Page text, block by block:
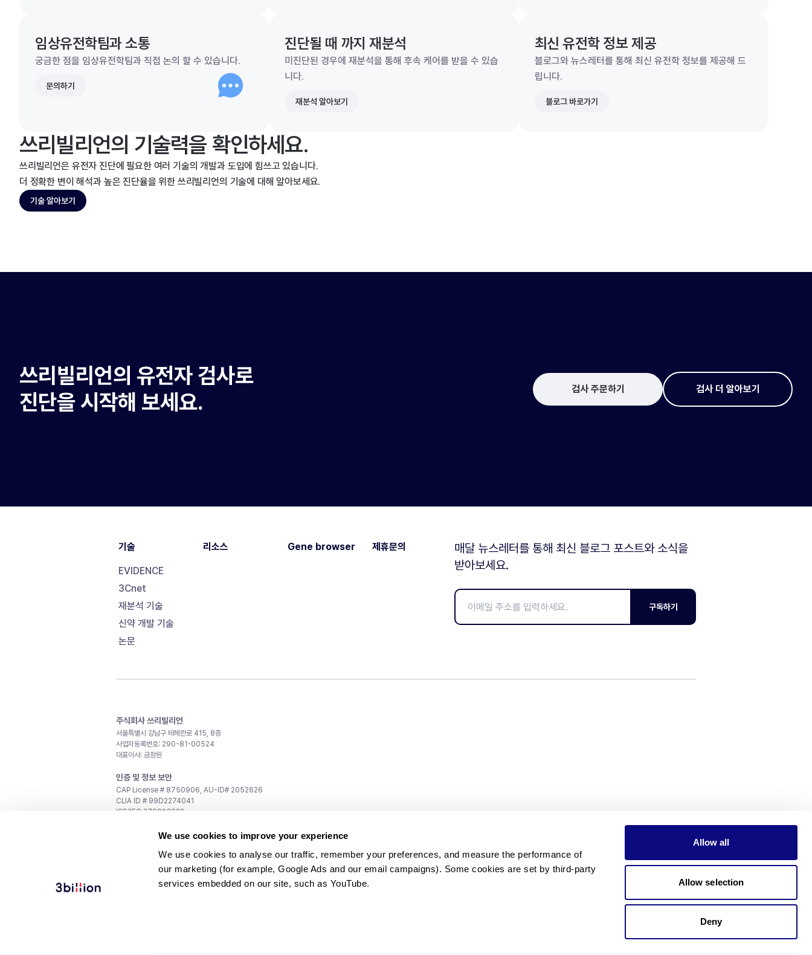
We use cookies to improve your experience
We use cookies to analyse our traffic, remember your preferences, and measure the performance of
our marketing (for example, Google Ads and our email campaigns). Some cookies are set by third-party
services embedded on our site, such as YouTube.
Allow all
Allow selection
Deny
임상유전학팀과 소통
궁금한 점을 임상유전학팀과 직접 논의 할 수 있습니다.
문의하기
진단될 때 까지 재분석
미진단된 경우에 재분석을 통해 후속 케어를 받을 수 있습
니다.
재분석 알아보기
최신 유전학 정보 제공
블로그와 뉴스레터를 통해 최신 유전학 정보를 제공해 드
립니다.
블로그 바로가기
쓰리빌리언의 기술력을 확인하세요.
쓰리빌리언은 유전자 진단에 필요한 여러 기술의 개발과 도입에 힘쓰고 있습니다.
더 정확한 변이 해석과 높은 진단율을 위한 쓰리빌리언의 기술에 대해 알아보세요.
기술 알아보기
쓰리빌리언의 유전자 검사로
진단을 시작해 보세요.
검사 주문하기 검사 더 알아보기
기술
EVIDENCE
3Cnet
재분석 기술
신약 개발 기술
논문
리소스 Gene browser 제휴문의
매달 뉴스레터를 통해 최신 블로그 포스트와 소식을
받아보세요.
구독하기
주식회사 쓰리빌리언
서울특별시 강남구 테헤란로 415, 8층
사업자등록번호: 290-81-00524
대표이사: 금창원
인증 및 정보 보안
CAP License # 8750906, AU-ID# 2052626
CLIA ID # 99D2274041
ISO/IEC 27001:2022
recruiting@3billion.io
ir@3billion.io